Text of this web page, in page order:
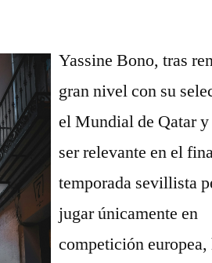
Yassine Bono, tras
gran nivel con su
el Mundial de Qatar y
ser relevante en el
temporada sevillista
jugar únicamente en
competición europea,